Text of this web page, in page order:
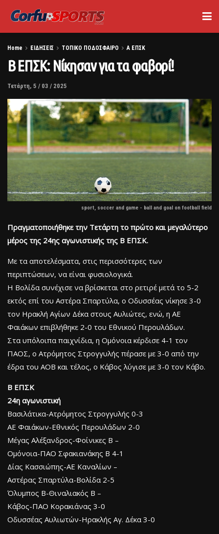
Home ΕΙΔΗΣΕΙΣ ΤΟΠΙΚΟ ΠΟΔΟΣΦΑΙΡΟ Α ΕΠΣΚ
B ΕΠΣΚ: Νίκησαν για τα φαβορί!
Τετάρτη, 5 / 03 / 2025
sport, soccer and game - ball and goal on football field
Πραγματοποιήθηκε την Τετάρτη το πρώτο και μεγαλύτερο
μέρος της 24ης αγωνιστικής της Β ΕΠΣΚ.
Με τα αποτελέσματα, στις περισσότερες των
περιπτώσεων, να είναι φυσιολογικά.
Η Βολίδα συνέχισε να βρίσκεται στο ρετιρέ μετά το 5-2
εκτός επί του Αστέρα Σπαρτύλα, ο Οδυσσέας νίκησε 3-0
τον Ηρακλή Αγίων Δέκα στους Αυλιώτες, ενώ, η ΑΕ
Φαιάκων επιβλήθηκε 2-0 του Εθνικού Περουλάδων.
Στα υπόλοιπα παιχνίδια, η Ομόνοια κέρδισε 4-1 τον
ΠΑΟΣ, ο Ατρόμητος Στρογγυλής πέρασε με 3-0 από την
έδρα του ΑΟΒ και τέλος, ο Κάβος λύγισε με 3-0 τον Κάβο.
B ΕΠΣΚ
24η αγωνιστική
Βασιλάτικα-Ατρόμητος Στρογγυλής 0-3
ΑΕ Φαιάκων-Εθνικός Περουλάδων 2-0
Μέγας Αλέξανδρος-Φοίνικες Β –
Ομόνοια-ΠΑΟ Σφακιανάκης Β 4-1
Δίας Κασσιώπης-ΑΕ Καναλίων –
Αστέρας Σπαρτύλα-Βολίδα 2-5
Όλυμπος Β-Θιναλιακός Β –
Κάβος-ΠΑΟ Κορακιάνας 3-0
Οδυσσέας Αυλιωτών-Ηρακλής Αγ. Δέκα 3-0